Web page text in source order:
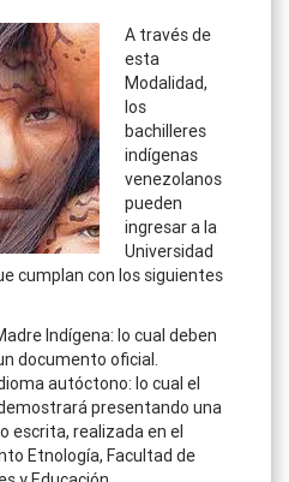
A través de
esta
Modalidad,
los
bachilleres
indígenas
venezolanos
pueden
ingresar a la
Universidad
cumplan con los siguientes
Indígena: lo cual deben
documento oficial.
autóctono: lo cual el
presentando una
escrita, realizada en el
Etnología, Facultad de